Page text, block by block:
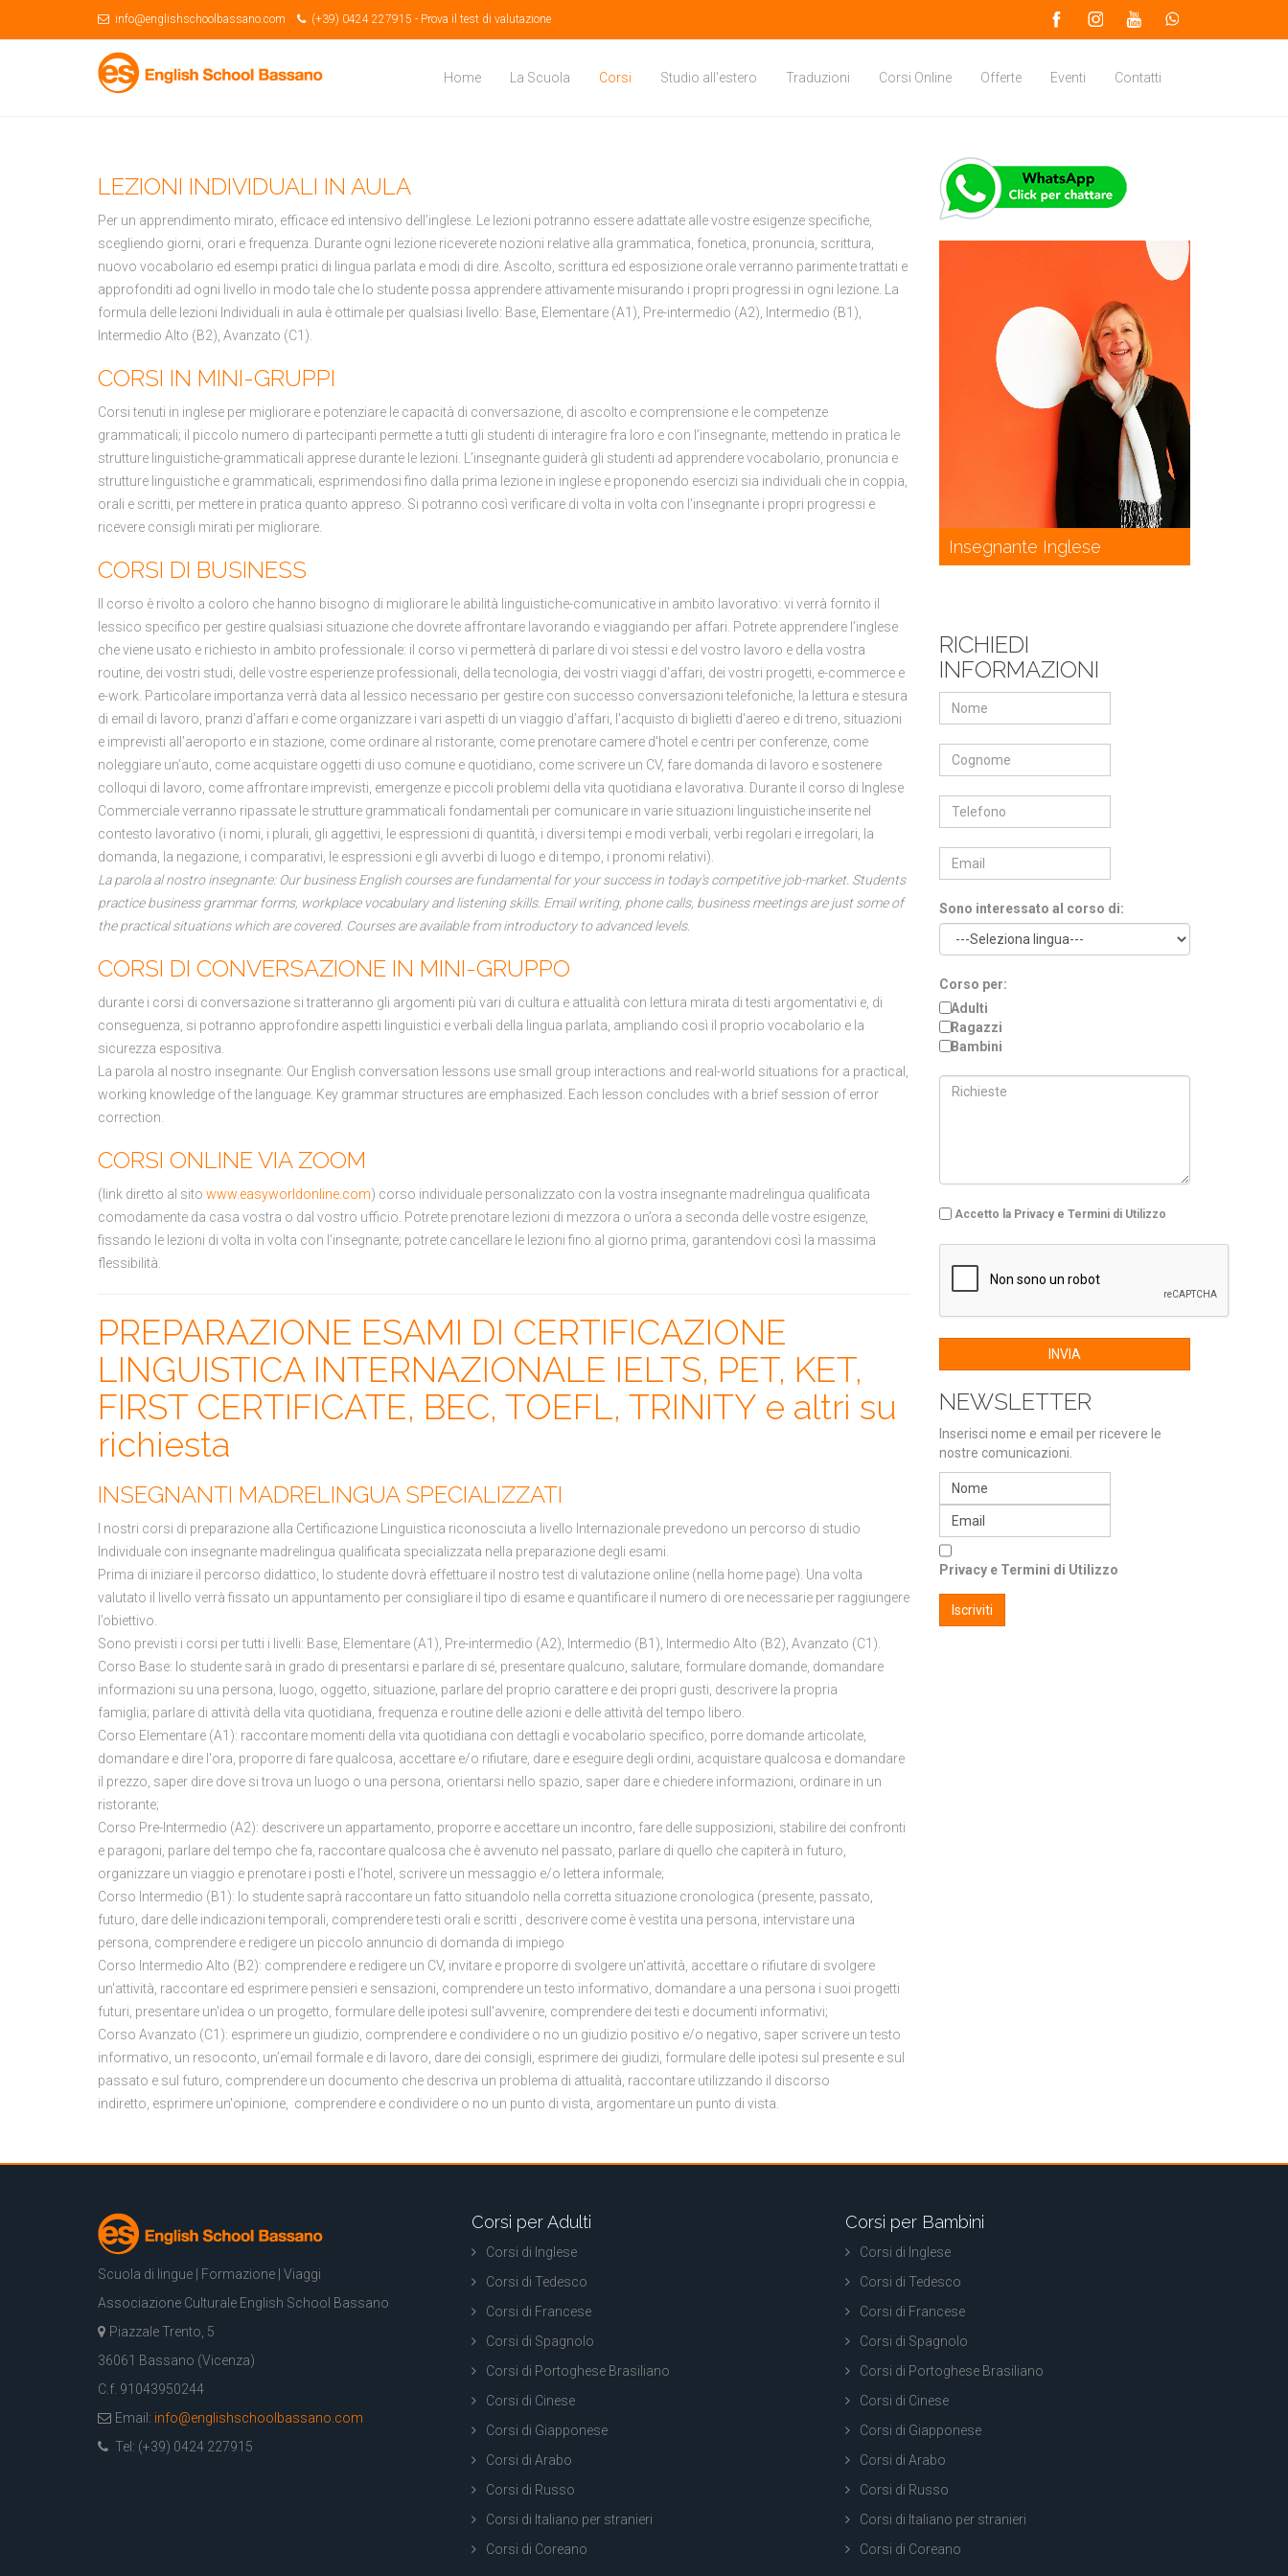
info@englishschoolbassano.com (+39) 0424 227915 - Prova il test di valutazione
Home La Scuola Corsi Studio all'estero Traduzioni Corsi Online Offerte Eventi Contatti
LEZIONI INDIVIDUALI IN AULA
Per un apprendimento mirato, efficace ed intensivo dell’inglese. Le lezioni potranno essere adattate alle vostre esigenze specifiche,
scegliendo giorni, orari e frequenza. Durante ogni lezione riceverete nozioni relative alla grammatica, fonetica, pronuncia, scrittura,
nuovo vocabolario ed esempi pratici di lingua parlata e modi di dire. Ascolto, scrittura ed esposizione orale verranno parimente trattati e
approfonditi ad ogni livello in modo tale che lo studente possa apprendere attivamente misurando i propri progressi in ogni lezione. La
formula delle lezioni Individuali in aula è ottimale per qualsiasi livello: Base, Elementare (A1), Pre-intermedio (A2), Intermedio (B1),
Intermedio Alto (B2), Avanzato (C1).
CORSI IN MINI-GRUPPI
Corsi tenuti in inglese per migliorare e potenziare le capacità di conversazione, di ascolto e comprensione e le competenze
grammaticali; il piccolo numero di partecipanti permette a tutti gli studenti di interagire fra loro e con l’insegnante, mettendo in pratica le
strutture linguistiche-grammaticali apprese durante le lezioni. L’insegnante guiderà gli studenti ad apprendere vocabolario, pronuncia e
strutture linguistiche e grammaticali, esprimendosi fino dalla prima lezione in inglese e proponendo esercizi sia individuali che in coppia,
orali e scritti, per mettere in pratica quanto appreso. Si potranno così verificare di volta in volta con l’insegnante i propri progressi e
ricevere consigli mirati per migliorare.
CORSI DI BUSINESS
Il corso è rivolto a coloro che hanno bisogno di migliorare le abilità linguistiche-comunicative in ambito lavorativo: vi verrà fornito il
lessico specifico per gestire qualsiasi situazione che dovrete affrontare lavorando e viaggiando per affari. Potrete apprendere l’inglese
che viene usato e richiesto in ambito professionale: il corso vi permetterà di parlare di voi stessi e del vostro lavoro e della vostra
routine, dei vostri studi, delle vostre esperienze professionali, della tecnologia, dei vostri viaggi d'affari, dei vostri progetti, e-commerce e
e-work. Particolare importanza verrà data al lessico necessario per gestire con successo conversazioni telefoniche, la lettura e stesura
di email di lavoro, pranzi d’affari e come organizzare i vari aspetti di un viaggio d’affari, l'acquisto di biglietti d'aereo e di treno, situazioni
e imprevisti all’aeroporto e in stazione, come ordinare al ristorante, come prenotare camere d'hotel e centri per conferenze, come
noleggiare un’auto, come acquistare oggetti di uso comune e quotidiano, come scrivere un CV, fare domanda di lavoro e sostenere
colloqui di lavoro, come affrontare imprevisti, emergenze e piccoli problemi della vita quotidiana e lavorativa. Durante il corso di Inglese
Commerciale verranno ripassate le strutture grammaticali fondamentali per comunicare in varie situazioni linguistiche inserite nel
contesto lavorativo (i nomi, i plurali, gli aggettivi, le espressioni di quantità, i diversi tempi e modi verbali, verbi regolari e irregolari, la
domanda, la negazione, i comparativi, le espressioni e gli avverbi di luogo e di tempo, i pronomi relativi).
La parola al nostro insegnante: Our business English courses are fundamental for your success in today's competitive job-market. Students
practice business grammar forms, workplace vocabulary and listening skills. Email writing, phone calls, business meetings are just some of
the practical situations which are covered. Courses are available from introductory to advanced levels.
CORSI DI CONVERSAZIONE IN MINI-GRUPPO
durante i corsi di conversazione si tratteranno gli argomenti più vari di cultura e attualità con lettura mirata di testi argomentativi e, di
conseguenza, si potranno approfondire aspetti linguistici e verbali della lingua parlata, ampliando così il proprio vocabolario e la
sicurezza espositiva.
La parola al nostro insegnante: Our English conversation lessons use small group interactions and real-world situations for a practical,
working knowledge of the language. Key grammar structures are emphasized. Each lesson concludes with a brief session of error
correction.
CORSI ONLINE VIA ZOOM
(link diretto al sito www.easyworldonline.com) corso individuale personalizzato con la vostra insegnante madrelingua qualificata
comodamente da casa vostra o dal vostro ufficio. Potrete prenotare lezioni di mezzora o un’ora a seconda delle vostre esigenze,
fissando le lezioni di volta in volta con l’insegnante; potrete cancellare le lezioni fino al giorno prima, garantendovi così la massima
flessibilità.
PREPARAZIONE ESAMI DI CERTIFICAZIONE
LINGUISTICA INTERNAZIONALE IELTS, PET, KET,
FIRST CERTIFICATE, BEC, TOEFL, TRINITY e altri su
richiesta
INSEGNANTI MADRELINGUA SPECIALIZZATI
I nostri corsi di preparazione alla Certificazione Linguistica riconosciuta a livello Internazionale prevedono un percorso di studio
Individuale con insegnante madrelingua qualificata specializzata nella preparazione degli esami.
Prima di iniziare il percorso didattico, lo studente dovrà effettuare il nostro test di valutazione online (nella home page). Una volta
valutato il livello verrà fissato un appuntamento per consigliare il tipo di esame e quantificare il numero di ore necessarie per raggiungere
l’obiettivo.
Sono previsti i corsi per tutti i livelli: Base, Elementare (A1), Pre-intermedio (A2), Intermedio (B1), Intermedio Alto (B2), Avanzato (C1).
Corso Base: lo studente sarà in grado di presentarsi e parlare di sé, presentare qualcuno, salutare, formulare domande, domandare
informazioni su una persona, luogo, oggetto, situazione, parlare del proprio carattere e dei propri gusti, descrivere la propria
famiglia; parlare di attività della vita quotidiana, frequenza e routine delle azioni e delle attività del tempo libero.
Corso Elementare (A1): raccontare momenti della vita quotidiana con dettagli e vocabolario specifico, porre domande articolate,
domandare e dire l'ora, proporre di fare qualcosa, accettare e/o rifiutare, dare e eseguire degli ordini, acquistare qualcosa e domandare
il prezzo, saper dire dove si trova un luogo o una persona, orientarsi nello spazio, saper dare e chiedere informazioni, ordinare in un
ristorante;
Corso Pre-Intermedio (A2): descrivere un appartamento, proporre e accettare un incontro, fare delle supposizioni, stabilire dei confronti
e paragoni, parlare del tempo che fa, raccontare qualcosa che è avvenuto nel passato, parlare di quello che capiterà in futuro,
organizzare un viaggio e prenotare i posti e l'hotel, scrivere un messaggio e/o lettera informale;
Corso Intermedio (B1): lo studente saprà raccontare un fatto situandolo nella corretta situazione cronologica (presente, passato,
futuro, dare delle indicazioni temporali, comprendere testi orali e scritti , descrivere come è vestita una persona, intervistare una
persona, comprendere e redigere un piccolo annuncio di domanda di impiego
Corso Intermedio Alto (B2): comprendere e redigere un CV, invitare e proporre di svolgere un'attività, accettare o rifiutare di svolgere
un'attività, raccontare ed esprimere pensieri e sensazioni, comprendere un testo informativo, domandare a una persona i suoi progetti
futuri, presentare un'idea o un progetto, formulare delle ipotesi sull'avvenire, comprendere dei testi e documenti informativi;
Corso Avanzato (C1): esprimere un giudizio, comprendere e condividere o no un giudizio positivo e/o negativo, saper scrivere un testo
informativo, un resoconto, un’email formale e di lavoro, dare dei consigli, esprimere dei giudizi, formulare delle ipotesi sul presente e sul
passato e sul futuro, comprendere un documento che descriva un problema di attualità, raccontare utilizzando il discorso
indiretto, esprimere un'opinione, comprendere e condividere o no un punto di vista, argomentare un punto di vista.
Insegnante Inglese
RICHIEDI
INFORMAZIONI
Sono interessato al corso di:
Corso per:
Adulti
Ragazzi
Bambini
Accetto la Privacy e Termini di Utilizzo
INVIA
NEWSLETTER
Inserisci nome e email per ricevere le
nostre comunicazioni.
Privacy e Termini di Utilizzo
Scuola di lingue | Formazione | Viaggi
Associazione Culturale English School Bassano
Piazzale Trento, 5
36061 Bassano (Vicenza)
C.f. 91043950244
Email: info@englishschoolbassano.com
Tel: (+39) 0424 227915
Corsi per Adulti
Corsi di Inglese
Corsi di Tedesco
Corsi di Francese
Corsi di Spagnolo
Corsi di Portoghese Brasiliano
Corsi di Cinese
Corsi di Giapponese
Corsi di Arabo
Corsi di Russo
Corsi di Italiano per stranieri
Corsi di Coreano
Corsi per Bambini
Corsi di Inglese
Corsi di Tedesco
Corsi di Francese
Corsi di Spagnolo
Corsi di Portoghese Brasiliano
Corsi di Cinese
Corsi di Giapponese
Corsi di Arabo
Corsi di Russo
Corsi di Italiano per stranieri
Corsi di Coreano